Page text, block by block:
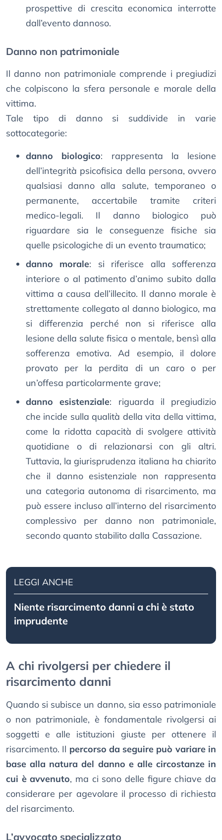
prospettive di crescita economica interrotte
dall’evento dannoso.
Danno non patrimoniale
Il danno non patrimoniale comprende i pregiudizi
che colpiscono la sfera personale e morale della
vittima.
Tale tipo di danno si suddivide in varie
sottocategorie:
danno biologico: rappresenta la lesione
dell’integrità psicofisica della persona, ovvero
qualsiasi danno alla salute, temporaneo o
permanente, accertabile tramite criteri
medico-legali. Il danno biologico può
riguardare sia le conseguenze fisiche sia
quelle psicologiche di un evento traumatico;
danno morale: si riferisce alla sofferenza
interiore o al patimento d’animo subito dalla
vittima a causa dell’illecito. Il danno morale è
strettamente collegato al danno biologico, ma
si differenzia perché non si riferisce alla
lesione della salute fisica o mentale, bensì alla
sofferenza emotiva. Ad esempio, il dolore
provato per la perdita di un caro o per
un’offesa particolarmente grave;
danno esistenziale: riguarda il pregiudizio
che incide sulla qualità della vita della vittima,
come la ridotta capacità di svolgere attività
quotidiane o di relazionarsi con gli altri.
Tuttavia, la giurisprudenza italiana ha chiarito
che il danno esistenziale non rappresenta
una categoria autonoma di risarcimento, ma
può essere incluso all’interno del risarcimento
complessivo per danno non patrimoniale,
secondo quanto stabilito dalla Cassazione.
LEGGI ANCHE
Niente risarcimento danni a chi è stato
imprudente
A chi rivolgersi per chiedere il
risarcimento danni
Quando si subisce un danno, sia esso patrimoniale
o non patrimoniale, è fondamentale rivolgersi ai
soggetti e alle istituzioni giuste per ottenere il
risarcimento. Il percorso da seguire può variare in
base alla natura del danno e alle circostanze in
cui è avvenuto, ma ci sono delle figure chiave da
considerare per agevolare il processo di richiesta
del risarcimento.
L’avvocato specializzato